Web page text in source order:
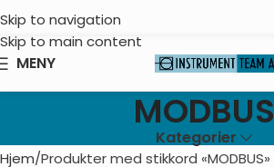
Skip to navigation
Skip to main content
MENY
MODBUS
Kategorier
Hjem Produkter med stikkord «MODBUS»